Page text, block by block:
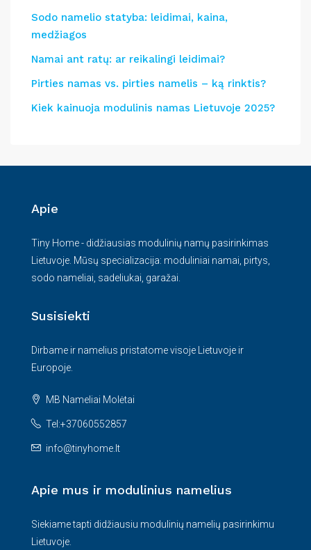
Sodo namelio statyba: leidimai, kaina,
medžiagos
Namai ant ratų: ar reikalingi leidimai?
Pirties namas vs. pirties namelis – ką rinktis?
Kiek kainuoja modulinis namas Lietuvoje 2025?
Apie
Tiny Home - didžiausias modulinių namų pasirinkimas
Lietuvoje. Mūsų specializacija: moduliniai namai, pirtys,
sodo nameliai, sadeliukai, garažai.
Susisiekti
Dirbame ir namelius pristatome visoje Lietuvoje ir
Europoje.
MB Nameliai Molėtai
Tel:+37060552857
info@tinyhome.lt
Apie mus ir modulinius namelius
Siekiame tapti didžiausiu modulinių namelių pasirinkimu
Lietuvoje.